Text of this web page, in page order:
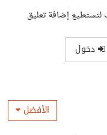
إضافة تعليق
دخول
الأفضل